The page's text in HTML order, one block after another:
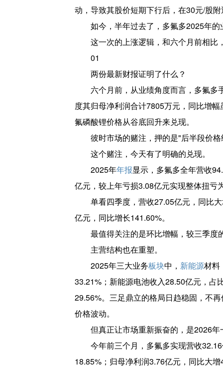
动，导致其股价短期下行后，在30元/股
如今，半年过去了，多氟多2025年
这一次的上涨逻辑，和六个月前相比
01
两份最新财报证明了什么？
六个月前，从业绩角度而言，多氟
度其归母净利润合计7805万元，同比增
氟磷酸锂价格从谷底回升来兑现。
彼时市场的赌注，押的是"后半段价
这个赌注，今天有了明确的兑现。
2025年年报显示，多氟多全年营收
亿元，较上年亏损3.08亿元实现整体扭亏
单看四季度，营收27.05亿元，同比
亿元，同比增长141.60%。
最值得关注的是环比增幅，较三季
主营结构也在重塑。
2025年三大业务板块中， 新能源材料
33.21%；新能源电池收入28.50亿元，占
29.56%。三足鼎立的格局日趋稳固，不
价格波动。
但真正让市场重新振奋的，是2026年
今年前三个月，多氟多实现营收
18.85%；归母净利润3.76亿元，同比大